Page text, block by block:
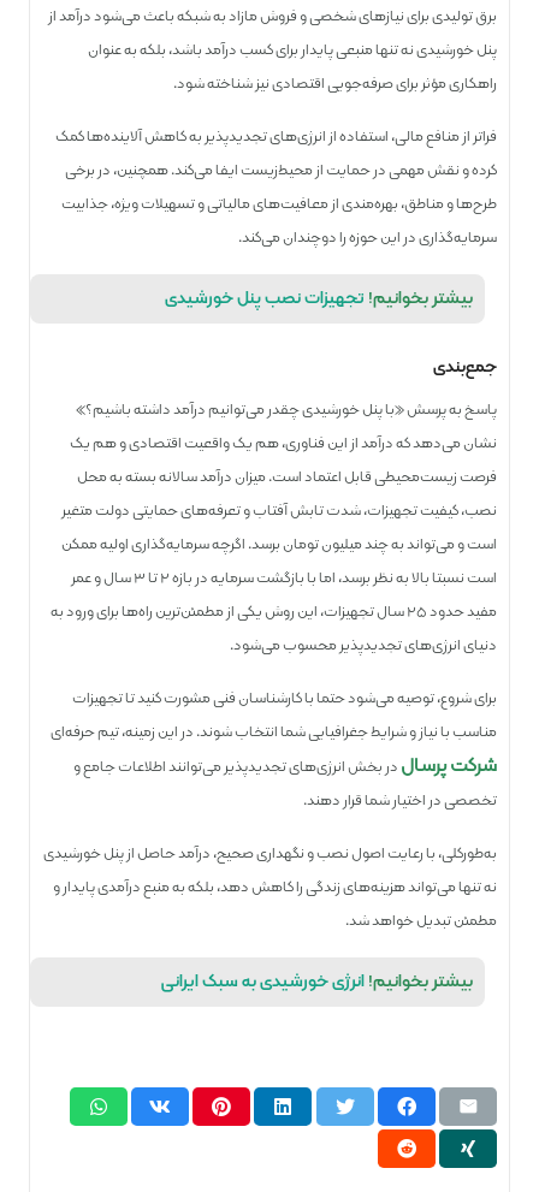
برق تولیدی برای نیازهای شخصی و فروش مازاد به شبکه باعث می‌شود درآمد از
پنل خورشیدی نه تنها منبعی پایدار برای کسب درآمد باشد، بلکه به عنوان
راهکاری مؤثر برای صرفه‌جویی اقتصادی نیز شناخته شود.
فراتر از منافع مالی، استفاده از انرژی‌های تجدیدپذیر به کاهش آلاینده‌ها کمک
کرده و نقش مهمی در حمایت از محیط‌زیست ایفا می‌کند. همچنین، در برخی
طرح‌ها و مناطق، بهره‌مندی از معافیت‌های مالیاتی و تسهیلات ویژه، جذابیت
سرمایه‌گذاری در این حوزه را دوچندان می‌کند.
بیشتر بخوانیم! تجهیزات نصب پنل خورشیدی
جمع‌بندی
پاسخ به پرسش «با پنل خورشیدی چقدر می‌توانیم درآمد داشته باشیم؟»
نشان می‌دهد که درآمد از این فناوری، هم یک واقعیت اقتصادی و هم یک
فرصت زیست‌محیطی قابل اعتماد است. میزان درآمد سالانه بسته به محل
نصب، کیفیت تجهیزات، شدت تابش آفتاب و تعرفه‌های حمایتی دولت متغیر
است و می‌تواند به چند میلیون تومان برسد. اگرچه سرمایه‌گذاری اولیه ممکن
است نسبتا بالا به نظر برسد، اما با بازگشت سرمایه در بازه ۲ تا ۳ سال و عمر
مفید حدود ۲۵ سال تجهیزات، این روش یکی از مطمئن‌ترین راه‌ها برای ورود به
دنیای انرژی‌های تجدیدپذیر محسوب می‌شود.
برای شروع، توصیه می‌شود حتما با کارشناسان فنی مشورت کنید تا تجهیزات
مناسب با نیاز و شرایط جغرافیایی شما انتخاب شوند. در این زمینه، تیم حرفه‌ای
شرکت پرسال در بخش انرژی‌های تجدیدپذیر می‌توانند اطلاعات جامع و
تخصصی در اختیار شما قرار دهند.
به‌طورکلی، با رعایت اصول نصب و نگهداری صحیح، درآمد حاصل از پنل خورشیدی
نه تنها می‌تواند هزینه‌های زندگی را کاهش دهد، بلکه به منبع درآمدی پایدار و
مطمئن تبدیل خواهد شد.
بیشتر بخوانیم! انرژی خورشیدی به سبک ایرانی